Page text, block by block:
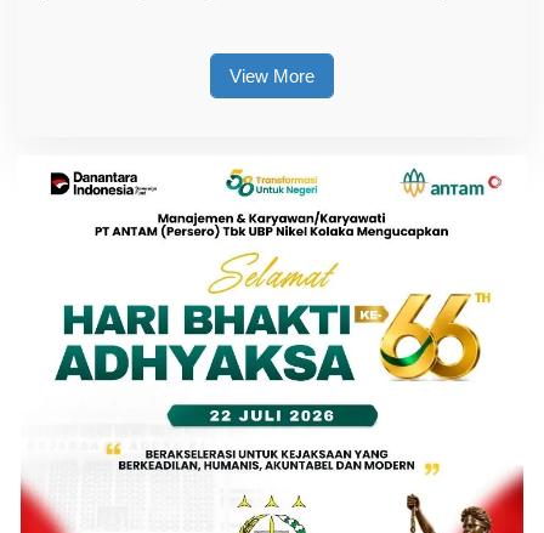
View More